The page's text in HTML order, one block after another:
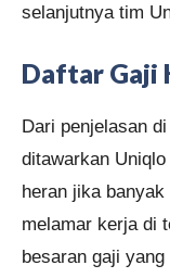
selanjutnya tim
Daftar Gaji
Dari penjelasan
ditawarkan
heran jika
melamar kerja di
besaran gaji